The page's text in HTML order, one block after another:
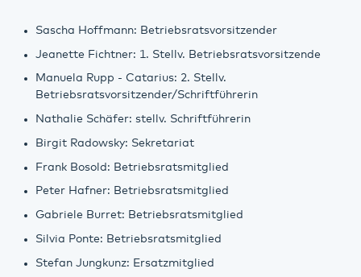
Sascha Hoffmann: Betriebsratsvorsitzender
Jeanette Fichtner: 1. Stellv. Betriebsratsvorsitzende
Manuela Rupp - Catarius: 2. Stellv.
Betriebsratsvorsitzender/Schriftführerin
Nathalie Schäfer: stellv. Schriftführerin
Birgit Radowsky: Sekretariat
Frank Bosold: Betriebsratsmitglied
Peter Hafner: Betriebsratsmitglied
Gabriele Burret: Betriebsratsmitglied
Silvia Ponte: Betriebsratsmitglied
Stefan Jungkunz: Ersatzmitglied